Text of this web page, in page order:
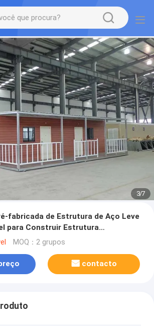
3/7
fabricada de Estrutura de Aço Leve
para Construir Estrutura
MOQ：2 grupos
contacto